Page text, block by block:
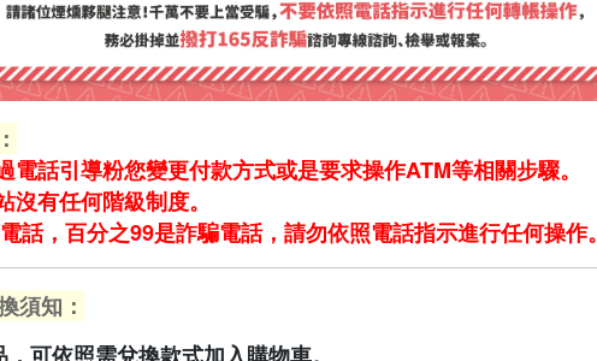
電話引導粉您變更付款方式或是要求操作ATM等相關步驟。
沒有任何階級制度。
話，百分之99是詐騙電話，請勿依照電話指示進行任何操作。
須知：
可依照需兌換款式加入購物車。